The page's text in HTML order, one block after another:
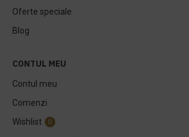
Oferte speciale
Blog
CONTUL MEU
Contul meu
Comenzi
Wishlist
0